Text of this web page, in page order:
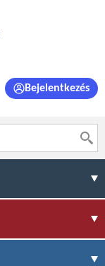
Bejelentkezés